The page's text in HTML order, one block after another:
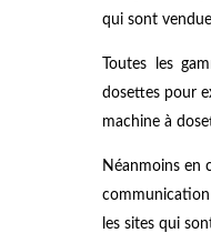
qui sont
Toutes les
dosettes pour
machine à
Néanmoins en
les sites qui